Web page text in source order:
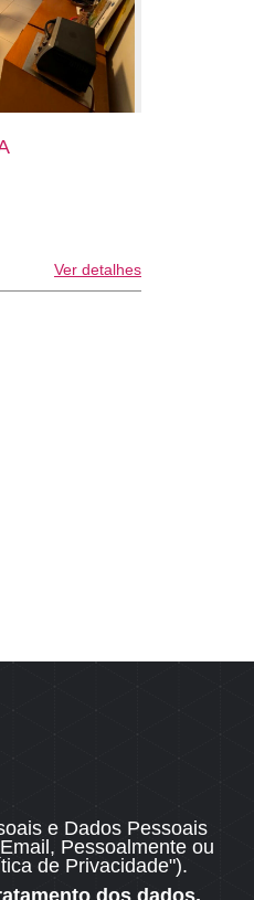
Ver detalhes
e Dados Pessoais
Pessoalmente ou
de Privacidade").
dos dados,